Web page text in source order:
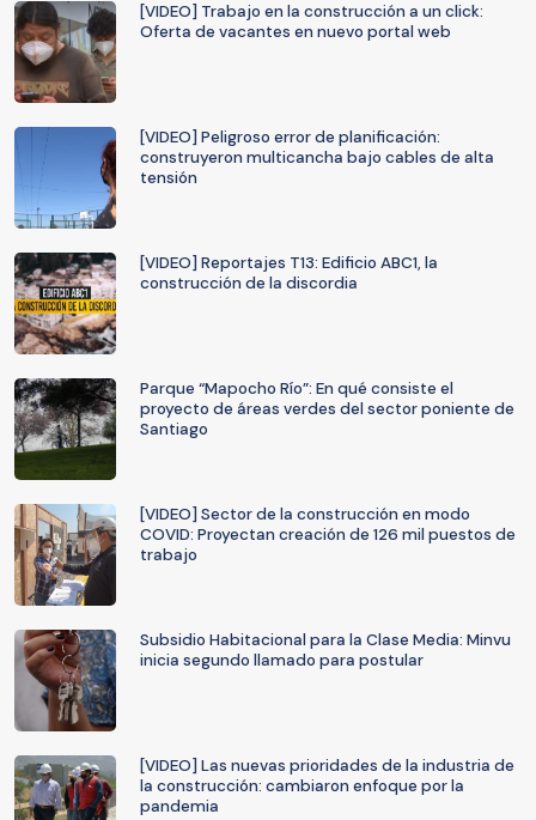
[VIDEO] Trabajo en la construcción a un click:
Oferta de vacantes en nuevo portal web
[VIDEO] Peligroso error de planificación:
construyeron multicancha bajo cables de alta
tensión
[VIDEO] Reportajes T13: Edificio ABC1, la
construcción de la discordia
Parque “Mapocho Río”: En qué consiste el
proyecto de áreas verdes del sector poniente de
Santiago
[VIDEO] Sector de la construcción en modo
COVID: Proyectan creación de 126 mil puestos de
trabajo
Subsidio Habitacional para la Clase Media: Minvu
inicia segundo llamado para postular
[VIDEO] Las nuevas prioridades de la industria de
la construcción: cambiaron enfoque por la
pandemia